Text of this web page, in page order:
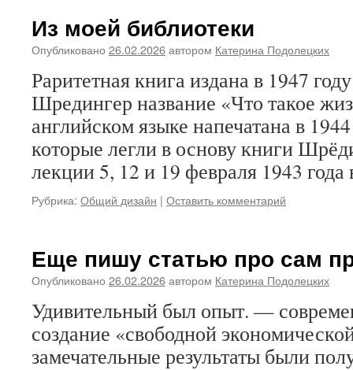
Из моей библиотеки
Опубликовано 26.02.2026автором Катерина Подолецких
Раритетная книга издана в 1947
Шредингер название «Что такое
английском языке напечатана в
которые легли в основу книги
лекции 5, 12 и 19 февраля 1943
Рубрика: Общий дизайн | Оставить комментарий
Еще пишу статью про сам
Опубликовано 26.02.2026автором Катерина Подолецких
Удивительный был опыт. —
создание «свободной
замечательные результаты были